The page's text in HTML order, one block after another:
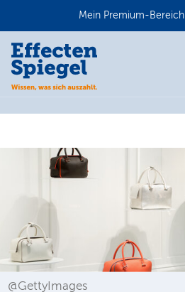
Mein Premium-Bereich
@GettyImages